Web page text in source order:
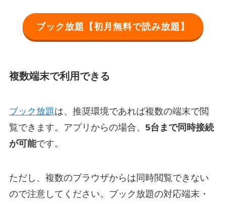
ブック放題【初月無料で読み放題】
複数端末で利用できる
ブック放題は、推奨環境であれば複数の端末で閲
覧できます。アプリからの場合、 5台まで同時接続
が可能です。
ただし、複数のブラウザからは同時閲覧できない
ので注意してください。ブック放題の対応端末・